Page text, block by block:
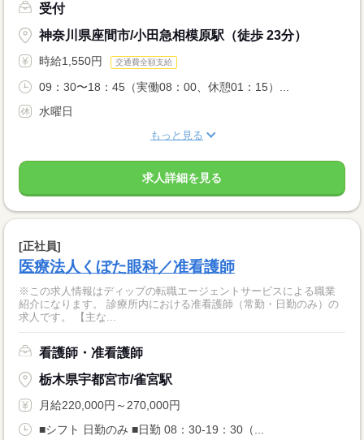
受付
神奈川県座間市/小田急相模原駅（徒歩 23分）
時給1,550円 交通費全額支給
09：30〜18：45（実働08：00、休憩01：15）...
水曜日
もっと見る
求人詳細を見る
[正社員]
医療法人くぼた眼科／准看護師
※この求人情報はディップの転職エージェントサービスによる職業
紹介になります。 診療所内における准看護師（常勤・日勤のみ）の
求人です。 【主な...
看護師・准看護師
栃木県宇都宮市/雀宮駅
月給220,000円～270,000円
■シフト 日勤のみ ■日勤 08：30-19：30（...